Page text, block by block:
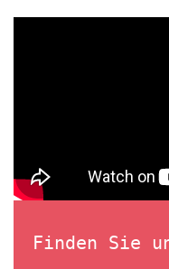
Finden Sie